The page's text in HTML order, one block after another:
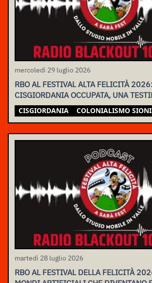
mercoledì 29 luglio 2026
RBO AL FESTIVAL ALTA FELICITÀ
CISGIORDANIA OCCUPATA, UNA
CISGIORDANIA COLONIALISMO
martedì 28 luglio 2026
RBO AL FESTIVAL DELLA FELICITÀ